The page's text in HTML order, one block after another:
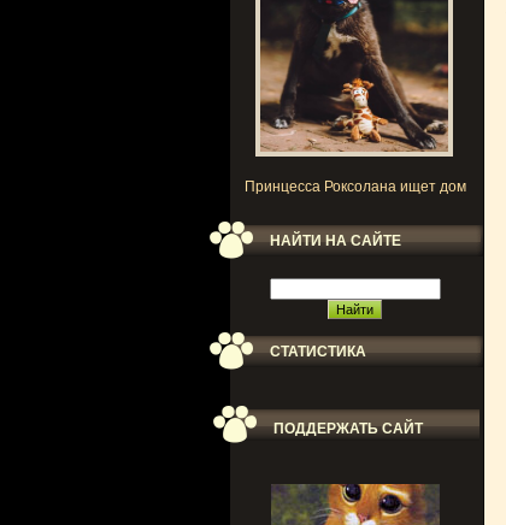
Принцесса Роксолана ищет дом
НАЙТИ НА САЙТЕ
СТАТИСТИКА
ПОДДЕРЖАТЬ САЙТ